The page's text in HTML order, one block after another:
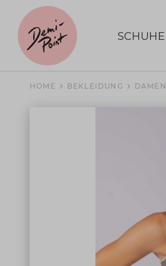
SCHUHE
HOME BEKLEIDUNG DAMEN